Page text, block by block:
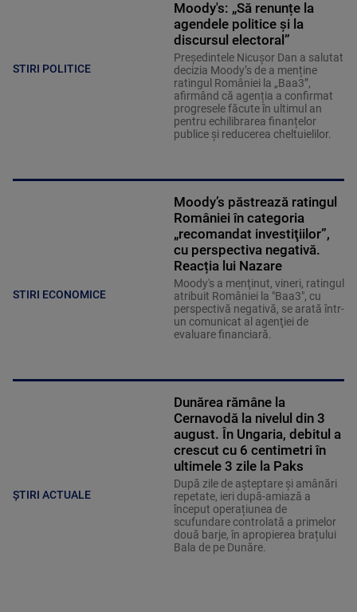
STIRI POLITICE
Moody's: „Să renunțe la
agendele politice şi la
discursul electoral”
Președintele Nicușor Dan a salutat
decizia Moody’s de a menține
ratingul României la „Baa3”,
afirmând că agenția a confirmat
progresele făcute în ultimul an
pentru echilibrarea finanțelor
publice și reducerea cheltuielilor.
STIRI ECONOMICE
Moody’s păstrează ratingul
României în categoria
„recomandat investiţiilor”,
cu perspectiva negativă.
Reacția lui Nazare
Moody's a menţinut, vineri, ratingul
atribuit României la "Baa3", cu
perspectivă negativă, se arată într-
un comunicat al agenţiei de
evaluare financiară.
ȘTIRI ACTUALE
Dunărea rămâne la
Cernavodă la nivelul din 3
august. În Ungaria, debitul a
crescut cu 6 centimetri în
ultimele 3 zile la Paks
După zile de așteptare și amânări
repetate, ieri după-amiază a
început operațiunea de
scufundare controlată a primelor
două barje, în apropierea brațului
Bala de pe Dunăre.